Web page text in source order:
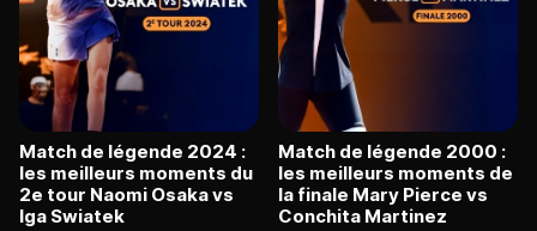
Match de légende 2024 :
les meilleurs moments du
2e tour Naomi Osaka vs
Iga Swiatek
Match de légende 2000 :
les meilleurs moments de
la finale Mary Pierce vs
Conchita Martinez